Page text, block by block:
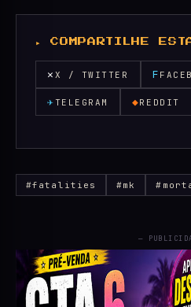
▸ COMPARTILHE
✕ X / TWITTER F
✈TELEGRAM ◆REDDIT
#fatalities #mk
—